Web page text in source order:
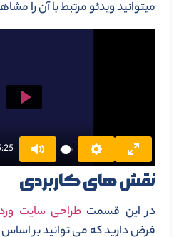
میتوانید ویدئو مرتبط با آن را
Play
نقش های کاربردی
در این قسمتطراحی سایت
فرض دارید که می توانید بر اساس